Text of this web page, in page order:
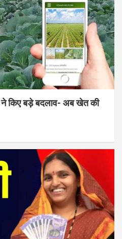
ने किए बड़े बदलाव- अब खेत की